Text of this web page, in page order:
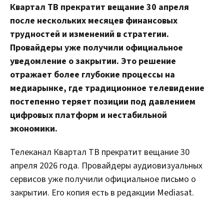
Квартал ТВ прекратит вещание 30 апреля
после нескольких месяцев финансовых
трудностей и изменений в стратегии.
Провайдеры уже получили официальное
уведомление о закрытии. Это решение
отражает более глубокие процессы на
медиарынке, где традиционное телевидение
постепенно теряет позиции под давлением
цифровых платформ и нестабильной
экономики.
Телеканал Квартал ТВ прекратит вещание 30
апреля 2026 года. Провайдеры аудиовизуальных
сервисов уже получили официальное письмо о
закрытии. Его копия есть в редакции Mediasat.